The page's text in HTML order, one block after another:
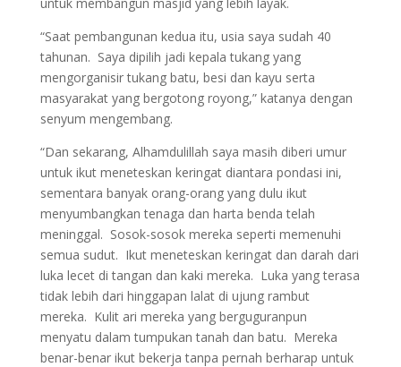
“Saat pembangunan kedua itu, usia saya sudah 40
tahunan. Saya dipilih jadi kepala tukang yang
mengorganisir tukang batu, besi dan kayu serta
masyarakat yang bergotong royong,” katanya dengan
senyum mengembang.
“Dan sekarang, Alhamdulillah saya masih diberi umur
untuk ikut meneteskan keringat diantara pondasi ini,
sementara banyak orang-orang yang dulu ikut
menyumbangkan tenaga dan harta benda telah
meninggal. Sosok-sosok mereka seperti memenuhi
semua sudut. Ikut meneteskan keringat dan darah dari
luka lecet di tangan dan kaki mereka. Luka yang terasa
tidak lebih dari hinggapan lalat di ujung rambut
mereka. Kulit ari mereka yang berguguranpun
menyatu dalam tumpukan tanah dan batu. Mereka
benar-benar ikut bekerja tanpa pernah berharap untuk